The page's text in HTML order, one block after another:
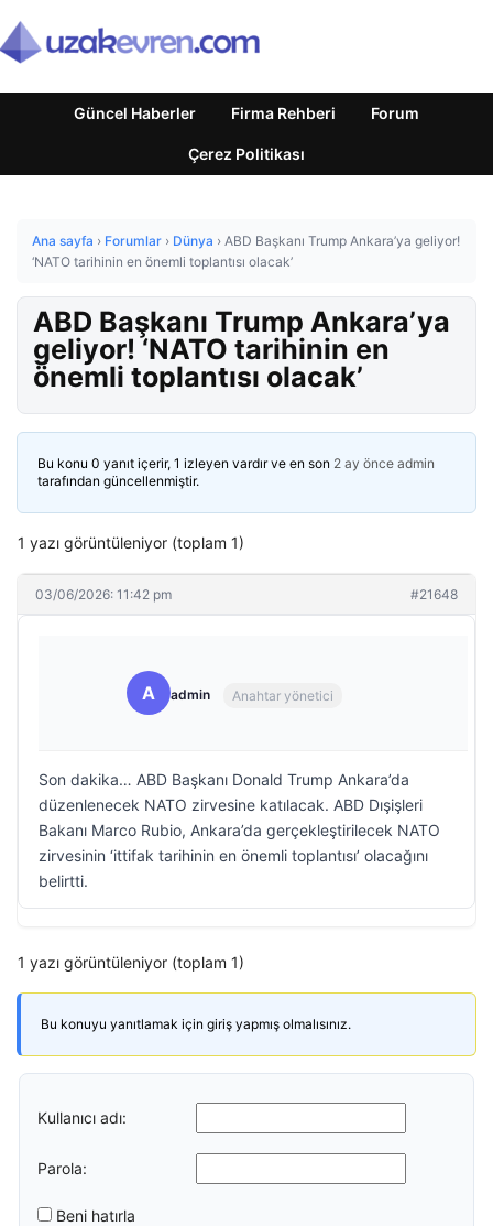
Güncel Haberler Firma Rehberi Forum
Çerez Politikası
Ana sayfa › Forumlar › Dünya › ABD Başkanı Trump Ankara’ya geliyor!
‘NATO tarihinin en önemli toplantısı olacak’
ABD Başkanı Trump Ankara’ya
geliyor! ‘NATO tarihinin en
önemli toplantısı olacak’
Bu konu 0 yanıt içerir, 1 izleyen vardır ve en son 2 ay önce admin
tarafından güncellenmiştir.
1 yazı görüntüleniyor (toplam 1)
03/06/2026: 11:42 pm #21648
A admin Anahtar yönetici
Son dakika… ABD Başkanı Donald Trump Ankara’da
düzenlenecek NATO zirvesine katılacak. ABD Dışişleri
Bakanı Marco Rubio, Ankara’da gerçekleştirilecek NATO
zirvesinin ‘ittifak tarihinin en önemli toplantısı’ olacağını
belirtti.
1 yazı görüntüleniyor (toplam 1)
Bu konuyu yanıtlamak için giriş yapmış olmalısınız.
Kullanıcı adı:
Parola:
Beni hatırla